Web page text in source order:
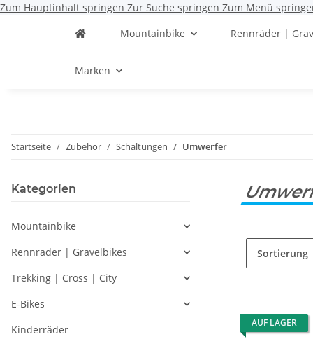
Zum Hauptinhalt springen Zur Suche springen Zum Menü
Mountainbike
Rennräder |
Marken
Startseite Zubehör Schaltungen Umwerfer
Sortierung
AUF LAGER
Kategorien
Mountainbike
Rennräder | Gravelbikes
Trekking | Cross | City
E-Bikes
Kinderräder